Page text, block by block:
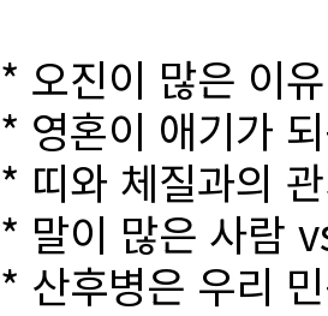
* 오진이 많은 이유
* 영혼이 애기가
* 띠와 체질과의
* 말이 많은 사람
* 산후병은 우리